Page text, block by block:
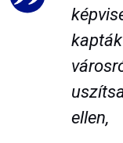
ellen,